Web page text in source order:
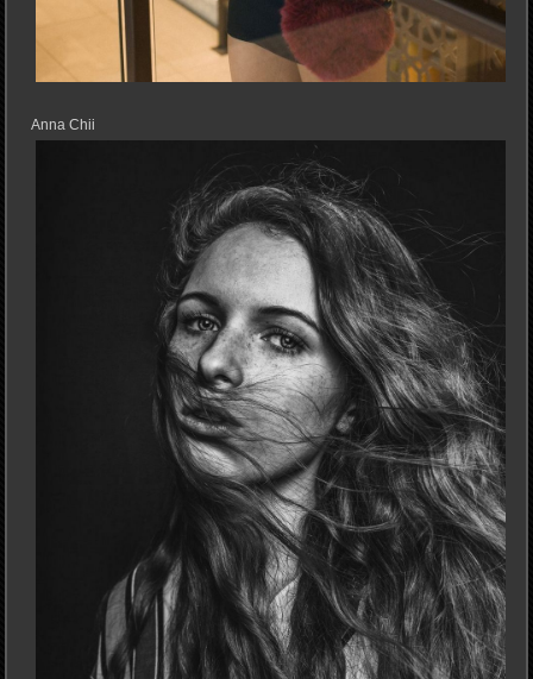
Anna Chii